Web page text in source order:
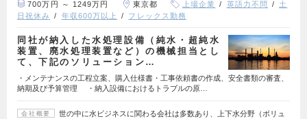
700万円 ～ 1249万円 東京都 上場企業 英語力不問
土
日祝休み
年収600万以上 フレックス勤務
同社が納入した水処理設備（純水・超純水
装置、廃水処理装置など）の機械担当とし
て、下記のソリューション…
・メンテナンスの工程立案、購入仕様書・工事依頼書の作成、安全書類の審査、
納期及び予算管理 ・納入設備におけるトラブルの原…
会社概要
世の中に水ビジネスに関わる会社は多数あり、上下水分野（ボリュ